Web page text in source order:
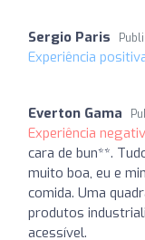
Sergio Paris
Experiência
Everton Gama
Experiência
cara de bun**.
muito boa, eu e
comida. Uma
produtos
acessível.